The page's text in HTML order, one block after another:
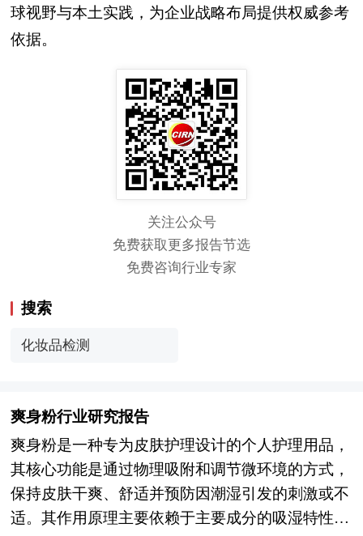
球视野与本土实践，为企业战略布局提供权威参考
依据。
关注公众号
免费获取更多报告节选
免费咨询行业专家
搜索
化妆品检测
爽身粉行业研究报告
爽身粉是一种专为皮肤护理设计的个人护理用品，
其核心功能是通过物理吸附和调节微环境的方式，
保持皮肤干爽、舒适并预防因潮湿引发的刺激或不
适。其作用原理主要依赖于主要成分的吸湿特性